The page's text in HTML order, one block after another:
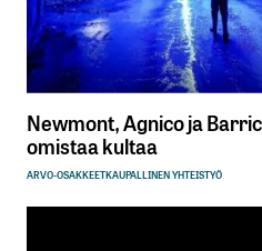
Newmont, Agnico ja
omistaa kultaa
ARVO-OSAKKEETKAUPALLINEN YHTEISTYÖ